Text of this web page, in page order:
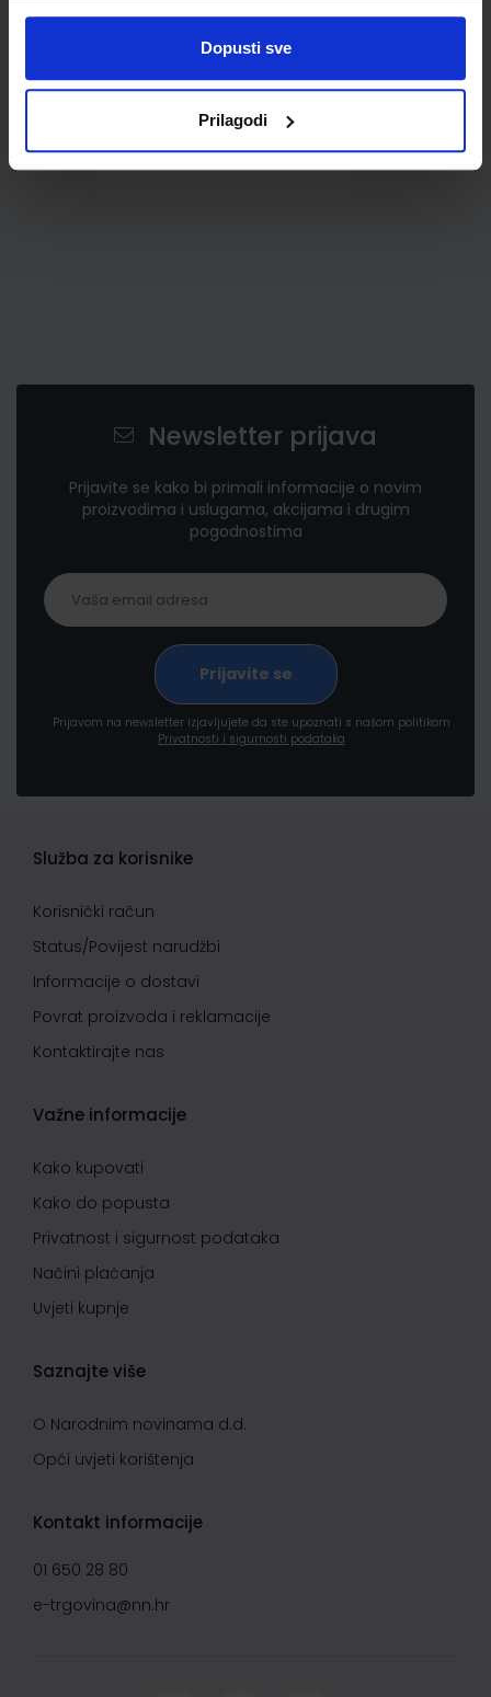
Dopusti sve
Prilagodi
0,85 €
Newsletter prijava
Prijavite se kako bi primali informacije o novim
proizvodima i uslugama, akcijama i drugim
pogodnostima
Prijavom na newsletter izjavljujete da ste upoznati s našom politikom
Privatnosti i sigurnosti podataka
Služba za korisnike
Korisnički račun
Status/Povijest narudžbi
Informacije o dostavi
Povrat proizvoda i reklamacije
Kontaktirajte nas
Važne informacije
Kako kupovati
Kako do popusta
Privatnost i sigurnost podataka
Načini plaćanja
Uvjeti kupnje
Saznajte više
O Narodnim novinama d.d.
Opći uvjeti korištenja
Kontakt informacije
01 650 28 80
e-trgovina@nn.hr